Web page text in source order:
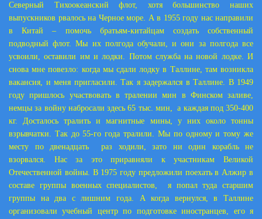
Северный Тихоокеанский флот, хотя большинство наших
выпускников рвалось на Черное море. А в 1955 году нас направили
в Китай – помочь братьям-китайцам создать собственный
подводный флот. Мы их полгода обучали, и они за полгода все
усвоили, оставили им и лодки. Потом служба на новой лодке. И
снова мне повезло: когда мы сдали лодку в Таллине, там возникла
вакансия, и меня пригласили. Так я задержался в Таллине. В 1949
году пришлось участвовать в тралении мин в Финском заливе,
немцы за войну набросали здесь 65 тыс. мин, а каждая под 350-400
кг. Досталось тралить и магнитные мины, у них около тонны
взрывчатки. Так до 55-го года тралили. Мы по одному и тому же
месту по двенадцать раз ходили, зато ни один корабль не
взорвался. Нас за это приравняли к участникам Великой
Отечественной войны. В 1975 году предложили поехать в Алжир в
составе группы военных специалистов, я попал туда старшим
группы на два с лишним года. А когда вернулся, в Таллине
организовали учебный центр по подготовке иностранцев, его я